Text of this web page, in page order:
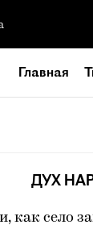
Главная
ДУХ
как село